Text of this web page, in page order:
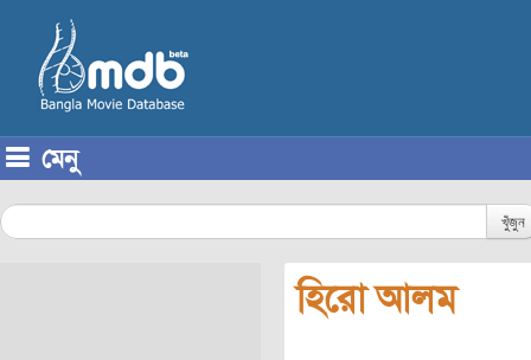
মেনু
খুঁজুন
হিরো আলম